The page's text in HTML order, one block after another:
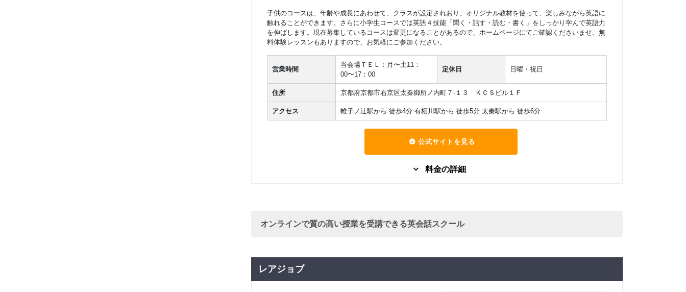
子供のコースは、年齢や成長にあわせて、クラスが設定されおり、オリジナル教材を使って、楽しみながら英語に
触れることができます。さらに小学生コースでは英語４技能「聞く・話す・読む・書く」をしっかり学んで英語力
を伸ばします。現在募集しているコースは変更になることがあるので、ホームページにてご確認くださいませ。無
料体験レッスンもありますので、お気軽にご参加ください。
営業時間
当会場ＴＥＬ：月〜土11：
00〜17：00
定休日 日曜・祝日
住所 京都府京都市右京区太秦御所ノ内町７-１３ ＫＣＳビル１Ｆ
アクセス 帷子ノ辻駅から 徒歩4分 有栖川駅から 徒歩5分 太秦駅から 徒歩6分
公式サイトを見る
料金の詳細
回数：3 / 1セッション45分
（１歳）
オンラインで質の高い授業を受講できる英会話スクール
レアジョブ